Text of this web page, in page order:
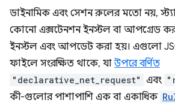
ডাইনামিক এবং সেশন রুলের মতো নয়,
কোনো এক্সটেনশন ইনস্টল বা আপগ্রেড
ইনস্টল এবং আপডেট করা হয়। এগুলো
ফাইলে সংরক্ষিত থাকে, যাউপরে বর্ণিত
"declarative_net_request" এবং
কী-গুলোর পাশাপাশি এক বা একাধিক